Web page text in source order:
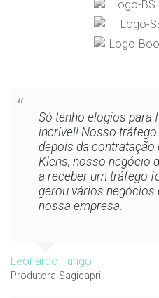
Só tenho elogios para
incrível! Nosso
depois da contratação
Klens, nosso negócio
a receber um tráfego
gerou vários negócios
nossa empresa.
Leonardo Furigo
Produtora Sagicapri